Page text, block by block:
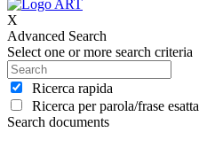
X
Advanced Search
Select one or more search criteria
Ricerca rapida
Ricerca per parola/frase esatta
Search documents